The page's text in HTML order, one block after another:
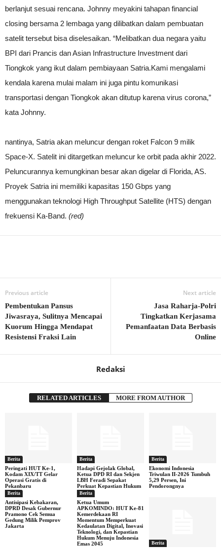
berlanjut sesuai rencana. Johnny meyakini tahapan financial
closing bersama 2 lembaga yang dilibatkan dalam pembuatan
satelit tersebut bisa diselesaikan. “Melibatkan dua negara yaitu
BPI dari Prancis dan Asian Infrastructure Investment dari
Tiongkok yang ikut dalam pembiayaan Satria.Kami mengalami
kendala karena mulai malam ini juga pintu komunikasi
transportasi dengan Tiongkok akan ditutup karena virus corona,”
kata Johnny.
nantinya, Satria akan meluncur dengan roket Falcon 9 milik
Space-X. Satelit ini ditargetkan meluncur ke orbit pada akhir 2022.
Peluncurannya kemungkinan besar akan digelar di Florida, AS.
Proyek Satria ini memiliki kapasitas 150 Gbps yang
menggunakan teknologi High Throughput Satellite (HTS) dengan
frekuensi Ka-Band. (red)
Previous article
Pembentukan Pansus
Jiwasraya, Sulitnya Mencapai
Kuorum Hingga Mendapat
Resistensi Fraksi Lain
Next article
Jasa Raharja-Polri
Tingkatkan Kerjasama
Pemanfaatan Data Berbasis
Online
Redaksi
RELATED ARTICLES MORE FROM AUTHOR
Berita
Peringati HUT Ke-1,
Kodam XIX/TT Gelar
Operasi Gratis di
Pekanbaru
Berita
Hadapi Gejolak Global,
Ketua DPD RI dan Sekjen
LBH Feradi Sepakat
Perkuat Kepastian Hukum
Berita
Ekonomi Indonesia
Triwulan II-2026 Tumbuh
5,29 Persen, Ini
Pendorongnya
Berita
Antisipasi Kebakaran,
DPRD Desak Gubernur
Pramono Cek Semua
Gedung Milik Pemprov
Jakarta
Berita
Ketua Umum
APKOMINDO: HUT Ke-81
Kemerdekaan RI
Momentum Memperkuat
Kedaulatan Digital, Inovasi
Teknologi, dan Kepastian
Hukum Menuju Indonesia
Emas 2045
Berita